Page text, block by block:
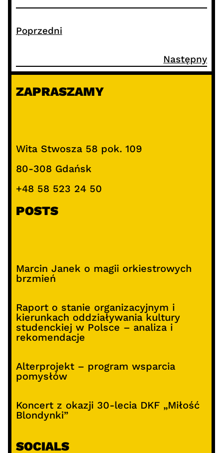
Poprzedni
Następny
ZAPRASZAMY
Wita Stwosza 58 pok. 109
80-308 Gdańsk
+48 58 523 24 50
POSTS
Marcin Janek o magii orkiestrowych
brzmień
Raport o stanie organizacyjnym i
kierunkach oddziaływania kultury
studenckiej w Polsce – analiza i
rekomendacje
Alterprojekt – program wsparcia
pomysłów
Koncert z okazji 30-lecia DKF „Miłość
Blondynki”
SOCIALS